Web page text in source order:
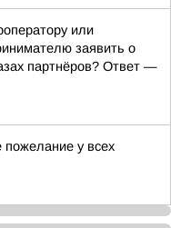
или
заявить о
партнёров? Ответ —
у всех